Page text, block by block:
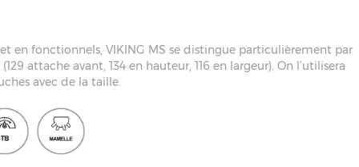
en fonctionnels, VIKING MS se distingue particulièrement par
attache avant, 134 en hauteur, 116 en largeur). On l’utilisera
avec de la taille.